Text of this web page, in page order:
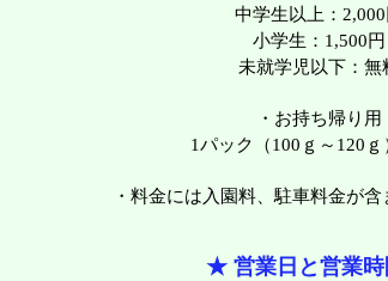
中学生以上：2,000
小学生：1,500円
未就学児以下：無
・​お持ち帰り用
1パック（100ｇ～120ｇ
・​料金には入園料、駐車料金が含
★ 営業日と営業